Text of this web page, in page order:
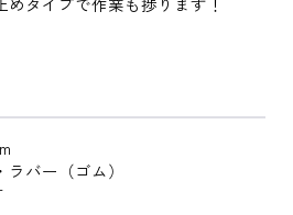
バー（ゴム）